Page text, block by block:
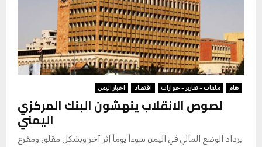
اخبار اليمن اقتصاد ملفات - تقارير - حوارات هام
لصوص الانقلاب ينهشون البنك المركزي
اليمني
يزداد الوضع المالي في اليمن سوءاً يوماً إثر آخر وبشكل مقلق ومفزع